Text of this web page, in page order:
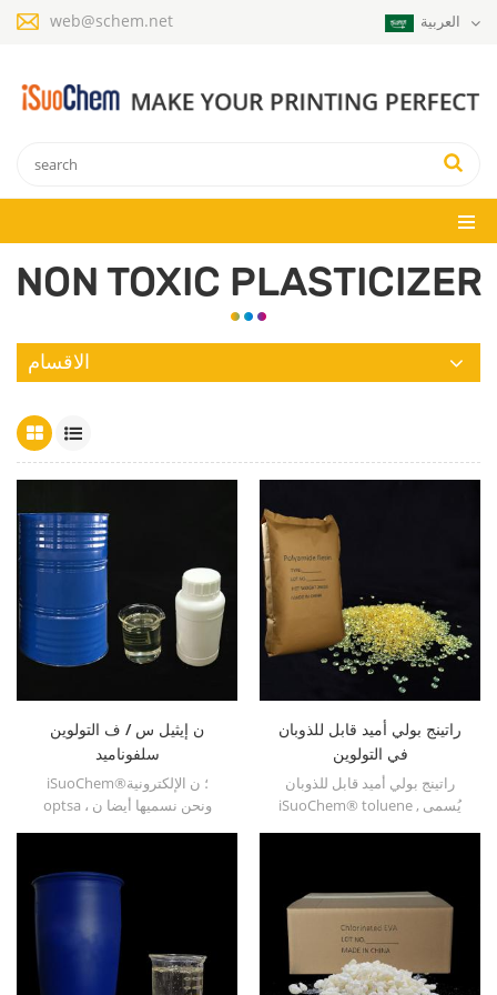
web@schem.net
NON TOXIC PLASTICIZER
الاقسام
ن إيثيل س / ف التولوين
سلفوناميد
iSuoChem®؛ ن الإلكترونية
optsa ، ونحن نسميها أيضا ن
ethyl ortho para toluene
sulfonamide (n-e-o / ptsa).
راتينج بولي أميد قابل للذوبان
في التولوين
راتينج بولي أميد قابل للذوبان
iSuoChem® toluene , يُسمى
توفير راتنج بولي أميد قابل
للذوبان في التولوين بأنواع
مختلفة , مثل DT501 , DT501H ,